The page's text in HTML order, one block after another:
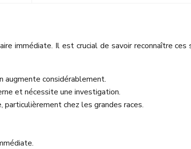
immédiate. Il est crucial de savoir reconnaître
augmente considérablement.
et nécessite une investigation.
particulièrement chez les grandes races.